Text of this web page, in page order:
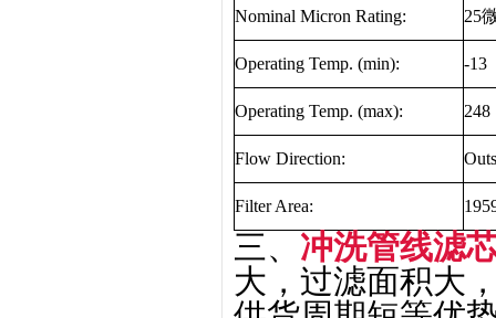
Nominal Micron Rating: 25
Operating Temp. (min): -13
Operating Temp. (max): 248
Flow Direction:
Filter Area:
三、 冲洗管线滤
大，过滤面积大